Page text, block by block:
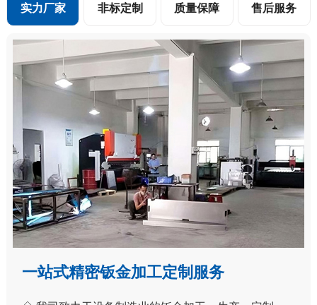
实力厂家 非标定制 质量保障 售后服务
一站式精密钣金加工定制服务